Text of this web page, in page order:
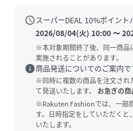
scheduleスーパーDEAL 10%ポイント
2026/08/04(火) 10:00〜
※本対象期間終了後、同一商品
実施されることがあります。
info商品発送についてのご案内で
※同時に複数の商品を注文され
て発送いたします。
お急ぎの商
※Rakuten Fashionでは、一部
す。日時指定をしていただく
いたします。